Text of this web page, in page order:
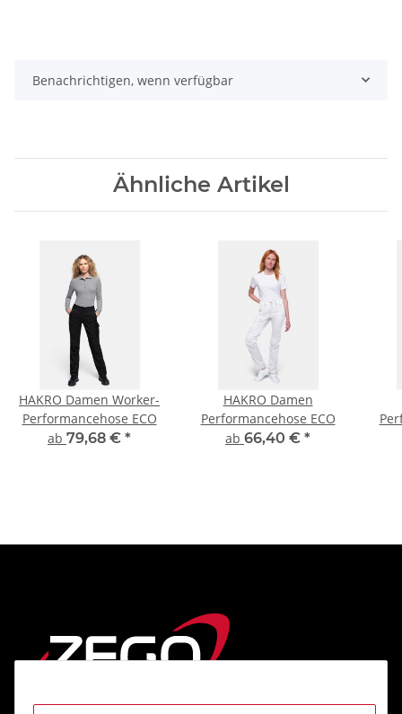
Benachrichtigen, wenn verfügbar
Ähnliche Artikel
HAKRO Damen Worker-
Performancehose ECO
ab 79,68 € *
HAKRO Damen
Performancehose ECO
ab 66,40 € *